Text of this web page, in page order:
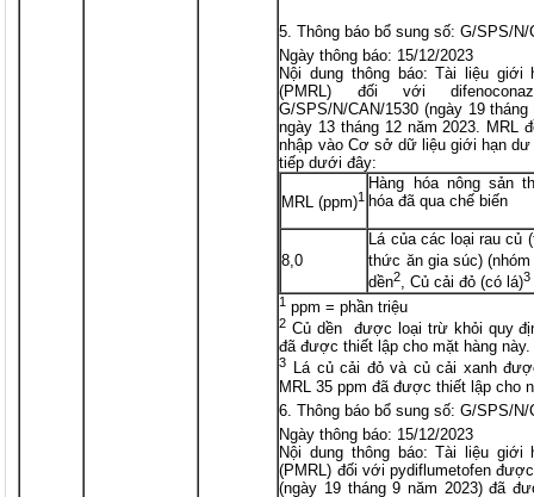
Thông báo bổ sung số: G/SPS/N/
Ngày thông báo: 15/12/2023
Nội dung thông báo: Tài liệu
(PMRL) đối với
G/SPS/N/CAN/1530 (ngày 19
ngày 13 tháng 12 năm 2023. MRL
nhập vào Cơ sở dữ liệu giới hạn
tiếp dưới đây:
MRL (ppm)1
Hàng hóa nông sản
hóa đã qua chế biến
8,0
Lá của các loại rau củ
thức ăn gia súc)
dền2, Củ cải đỏ (có lá)3
1 ppm = phần triệu
2 Củ dền được loại trừ khỏi quy
đã được thiết lập cho mặt hàng này.
3
Lá củ cải đỏ và củ cải xanh
MRL 35 ppm đã được thiết lập cho
Thông báo bổ sung số: G/SPS/N/
Ngày thông báo: 15/12/2023
Nội dung thông báo: Tài liệu
(PMRL) đối với pydiflumetofen
(ngày 19 tháng 9 năm 2023) đã